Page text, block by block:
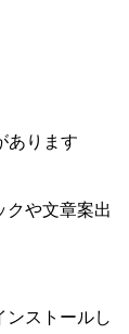
あります
クや文章案出
ンストールし